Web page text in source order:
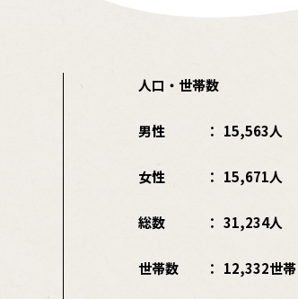
人口・世帯数
男性 15,563人
女性 15,671人
総数 31,234人
世帯数 12,332世帯